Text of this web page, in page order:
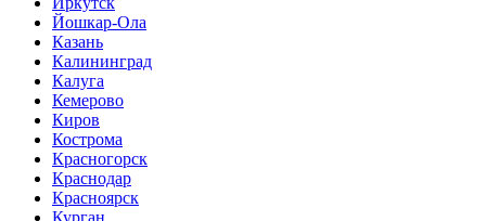
Йошкар-Ола
Казань
Калининград
Калуга
Кемерово
Киров
Кострома
Красногорск
Краснодар
Красноярск